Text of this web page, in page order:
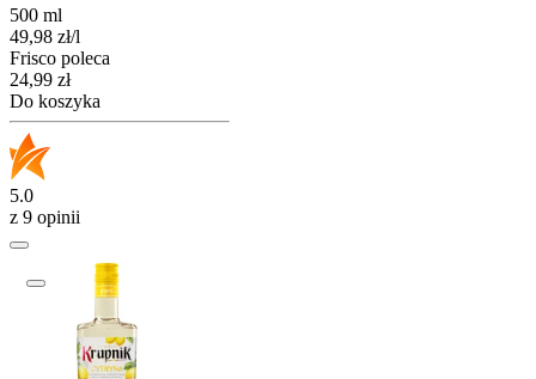
500 ml
49,98 zł/l
Frisco poleca
Cena
24,99 zł
Do koszyka
5.0
z 9 opinii